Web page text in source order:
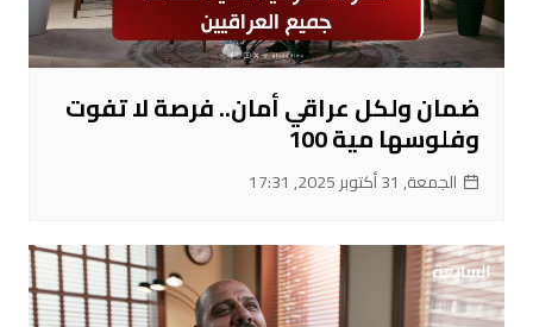
ضمان ولكل عراقي أمان.. فرصة لا تفوت
وفلوسها مية 100
الجمعة, 31 أكتوبر 2025, 17:31